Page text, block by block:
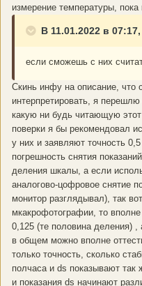
измерение температуры, пока
В 11.01.2022 в
если сможешь с них
Скинь инфу на описание, что
интерпретировать, я
какую ни будь читающую
поверки я бы рекомендовал
у них и заявляют точность
погрешность снятия
деления шкалы, а если
аналогово-цофровое снятие
монитор разглядывал), так
мкакрофотографии, то
0,125 (те половина деления)
в общем можно вполне
только точность, сколько
полчаса и ds показывают так
и показания ds начинают